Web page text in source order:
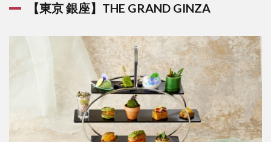
【東京 銀座】 THE GRAND GINZA